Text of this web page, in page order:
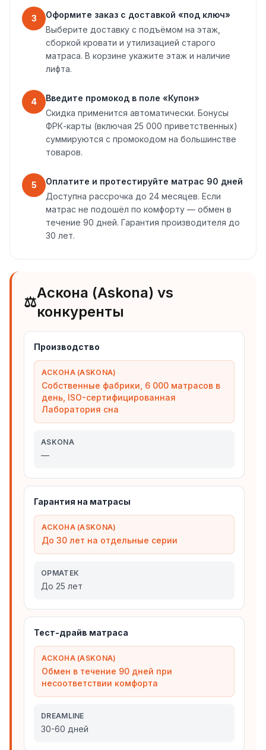
3
Оформите заказ с доставкой «под ключ»
Выберите доставку с подъёмом на этаж,
сборкой кровати и утилизацией старого
матраса. В корзине укажите этаж и наличие
лифта.
4
Введите промокод в поле «Купон»
Скидка применится автоматически. Бонусы
ФРК-карты (включая 25 000 приветственных)
суммируются с промокодом на большинстве
товаров.
5
Оплатите и протестируйте матрас 90 дней
Доступна рассрочка до 24 месяцев. Если
матрас не подошёл по комфорту — обмен в
течение 90 дней. Гарантия производителя до
30 лет.
⚖️
Аскона (Askona) vs
конкуренты
Производство
АСКОНА (ASKONA)
Собственные фабрики, 6 000 матрасов в
день, ISO-сертифицированная
Лаборатория сна
ASKONA
—
Гарантия на матрасы
АСКОНА (ASKONA)
До 30 лет на отдельные серии
ОРМАТЕК
До 25 лет
Тест-драйв матраса
АСКОНА (ASKONA)
Обмен в течение 90 дней при
несоответствии комфорта
DREAMLINE
30-60 дней